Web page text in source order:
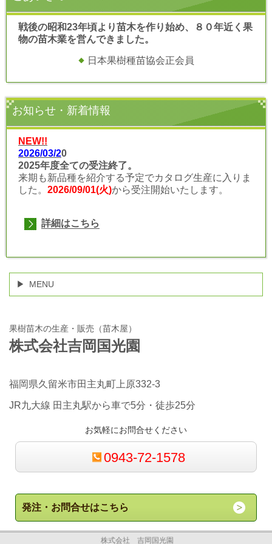
戦後の昭和23年頃より苗木を作り始め、８０年近く果
物の苗木業を営んできました。
日本果樹種苗協会正会員
お知らせ・新着情報
NEW!!
2026/03/20
2025年度全ての受注終了。
来期も新品種を紹介する予定でカタログ生産に入りま
した。 2026/09/01(火)から受注開始いたします。
詳細はこちら
MENU
果樹苗木の生産・販売（苗木屋）
株式会社吉岡国光園
福岡県久留米市田主丸町上原332-3
JR九大線 田主丸駅から車で5分・徒歩25分
お気軽にお問合せください
0943-72-1578
発注・お問合せはこちら
株式会社 吉岡国光園